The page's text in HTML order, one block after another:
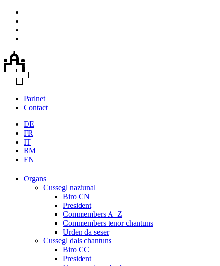
Parlnet
Contact
DE
FR
IT
RM
EN
Organs
Cussegl naziunal
Biro CN
President
Commembers A–Z
Commembers tenor chantuns
Urden da seser
Cussegl dals chantuns
Biro CC
President